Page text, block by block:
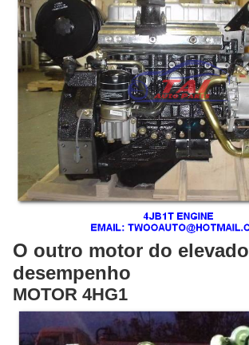
O outro motor do elevado
desempenho
MOTOR 4HG1